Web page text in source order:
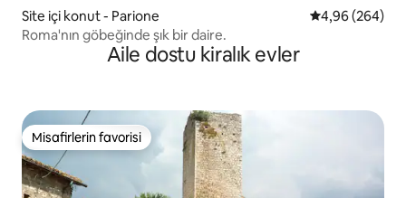
Site içi konut - Parione 5 üzerinden
4,96 (264)
Roma'nın göbeğinde şık bir daire.
Aile dostu kiralık evler
Misafirlerin favorisi
Misafirlerin favorisi